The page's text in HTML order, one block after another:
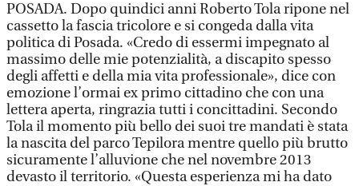
POSADA. Dopo quindici anni Roberto Tola ripone nel
cassetto la fascia tricolore e si congeda dalla vita
politica di Posada. «Credo di essermi impegnato al
massimo delle mie potenzialità, a discapito spesso
degli affetti e della mia vita professionale», dice con
emozione l’ormai ex primo cittadino che con una
lettera aperta, ringrazia tutti i concittadini. Secondo
Tola il momento più bello dei suoi tre mandati è stata
la nascita del parco Tepilora mentre quello più brutto
sicuramente l’alluvione che nel novembre 2013
devasto il territorio. «Questa esperienza mi ha dato